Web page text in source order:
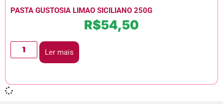
PASTA GUSTOSIA LIMAO SICILIANO 250G
R$54,50
Ler mais